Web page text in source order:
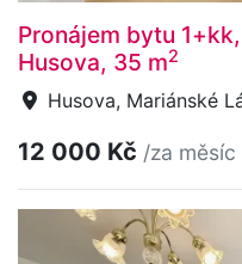
Pronájem bytu
Husova, 35 m2
Husova, Mariánské
12 000 Kč /za měsíc